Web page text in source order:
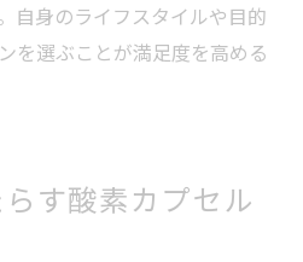
自身のライフスタイルや目的
を選ぶことが満足度を高める
す酸素カプセル